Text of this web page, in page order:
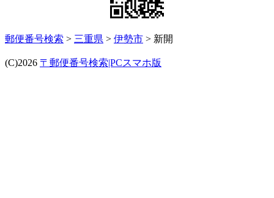
郵便番号検索 > 三重県 > 伊勢市 > 新開
(C)2026 〒郵便番号検索|PCスマホ版